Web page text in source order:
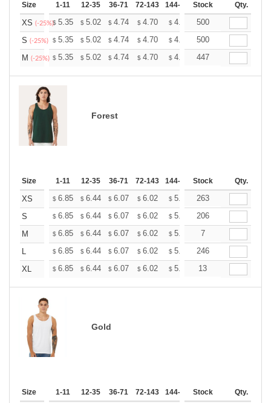
Size 1-11 12-35 36-71 72-143 144-287 288 + More
Stock Qty.
XS (-25%)$ 5.35 $ 5.02 $ 4.74 $ 4.70 $ 4.62 $4.58
500
S (-25%) $ 5.35 $ 5.02 $ 4.74 $ 4.70 $ 4.62 $4.58
500
M (-25%) $ 5.35 $ 5.02 $ 4.74 $ 4.70 $ 4.62 $4.58
447
Forest
Size 1-11 12-35 36-71 72-143 144-287 288 + More
Stock Qty.
XS $ 6.85 $ 6.44 $ 6.07 $ 6.02 $ 5.92 $5.86
263
S
$ 6.85 $ 6.44 $ 6.07 $ 6.02 $ 5.92 $5.86
206
M
$ 6.85 $ 6.44 $ 6.07 $ 6.02 $ 5.92 $
7
L
$ 6.85 $ 6.44 $ 6.07 $ 6.02 $ 5.92 $5.86
246
XL
$ 6.85 $ 6.44 $ 6.07 $ 6.02 $ 5.92 $5.86
13
Gold
Size 1-11 12-35 36-71 72-143 144-287 288 + More
Stock Qty.